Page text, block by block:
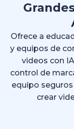
Ofrece a
y equipos de
videos con
control de
equipo
crear